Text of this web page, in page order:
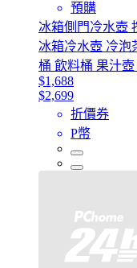
預購
冰箱側門冷水壺
冰箱冷水壺 冷泡
桶 飲料桶 果汁
$1,688
$2,699
折價券
P幣